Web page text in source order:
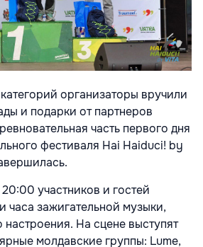
организаторы вручили
и подарки от партнеров
часть первого дня
фестиваля Hai Haiduci! by
участников и гостей
часа зажигательной музыки,
настроения. На сцене выступят
молдавские группы: Lume,